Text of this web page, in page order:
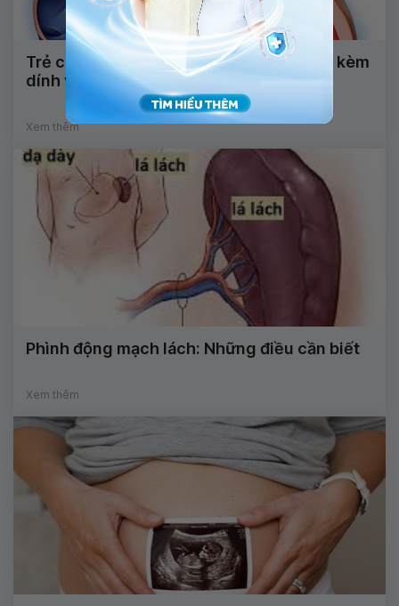
Trẻ có động mạch chủ phải nằm bên trái kèm
dính vào cơ tim nguy hiểm không?
Xem thêm
Phình động mạch lách: Những điều cần biết
Xem thêm